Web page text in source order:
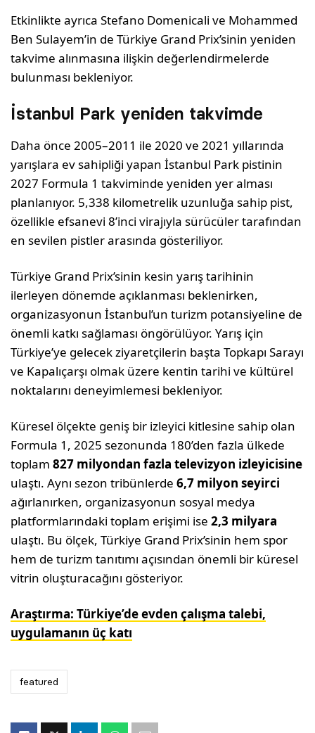
Etkinlikte ayrıca Stefano Domenicali ve Mohammed
Ben Sulayem’in de Türkiye Grand Prix’sinin yeniden
takvime alınmasına ilişkin değerlendirmelerde
bulunması bekleniyor.
İstanbul Park yeniden takvimde
Daha önce 2005–2011 ile 2020 ve 2021 yıllarında
yarışlara ev sahipliği yapan İstanbul Park pistinin
2027 Formula 1 takviminde yeniden yer alması
planlanıyor. 5,338 kilometrelik uzunluğa sahip pist,
özellikle efsanevi 8’inci virajıyla sürücüler tarafından
en sevilen pistler arasında gösteriliyor.
Türkiye Grand Prix’sinin kesin yarış tarihinin
ilerleyen dönemde açıklanması beklenirken,
organizasyonun İstanbul’un turizm potansiyeline de
önemli katkı sağlaması öngörülüyor. Yarış için
Türkiye’ye gelecek ziyaretçilerin başta Topkapı Sarayı
ve Kapalıçarşı olmak üzere kentin tarihi ve kültürel
noktalarını deneyimlemesi bekleniyor.
Küresel ölçekte geniş bir izleyici kitlesine sahip olan
Formula 1, 2025 sezonunda 180’den fazla ülkede
toplam827 milyondan fazla televizyon izleyicisine
ulaştı. Aynı sezon tribünlerde6,7 milyon seyirci
ağırlanırken, organizasyonun sosyal medya
platformlarındaki toplam erişimi ise2,3 milyara
ulaştı. Bu ölçek, Türkiye Grand Prix’sinin hem spor
hem de turizm tanıtımı açısından önemli bir küresel
vitrin oluşturacağını gösteriyor.
Araştırma: Türkiye’de evden çalışma talebi,
uygulamanın üç katı
featured